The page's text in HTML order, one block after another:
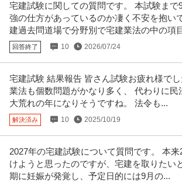
事業開発
株式会社スタンバイ
当社は、これから事業拡大フェーズへ入っていくこと
を持って取り組むことができます …続きを見る
宅建試験に関しての質問です。 本試験まで
強の仕方があっているのか凄く不安を抱い
建過去問道場で分野別で宅建業法の中の項
回答終了 10 2026/07/24
宅建試験 結果報告 皆さん試験お疲れ様で
業法も個数問題がかなり多く、 代わりに民
大荒れの年になりそうですね。 法令も...
解決済み 10 2025/10/19
2027年の宅建試験について質問です。 本
けようと思ったのですが、宅建を取りたい
期に妊娠が発覚し、予定日的には9月の...